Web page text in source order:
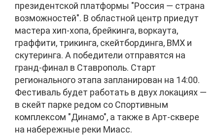
президентской платформы "Россия — страна
возможностей". В областной центр приедут
мастера хип-хопа, брейкинга, воркаута,
граффити, трикинга, скейтбординга, BMX и
скутеринга. А победители отправятся на
гранд-финал в Ставрополь. Старт
регионального этапа запланирован на 14:00.
Фестиваль будет работать в двух локациях —
в скейт парке редом со Спортивным
комплексом "Динамо", а также в Арт-сквере
на набережные реки Миасс.